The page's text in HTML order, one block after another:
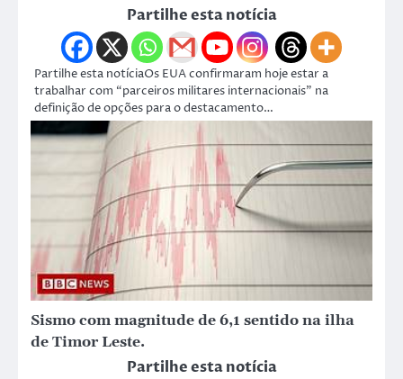
Partilhe esta notícia
Partilhe esta notíciaOs EUA confirmaram hoje estar a
trabalhar com “parceiros militares internacionais” na
definição de opções para o destacamento…
Sismo com magnitude de 6,1 sentido na ilha
de Timor Leste.
Partilhe esta notícia